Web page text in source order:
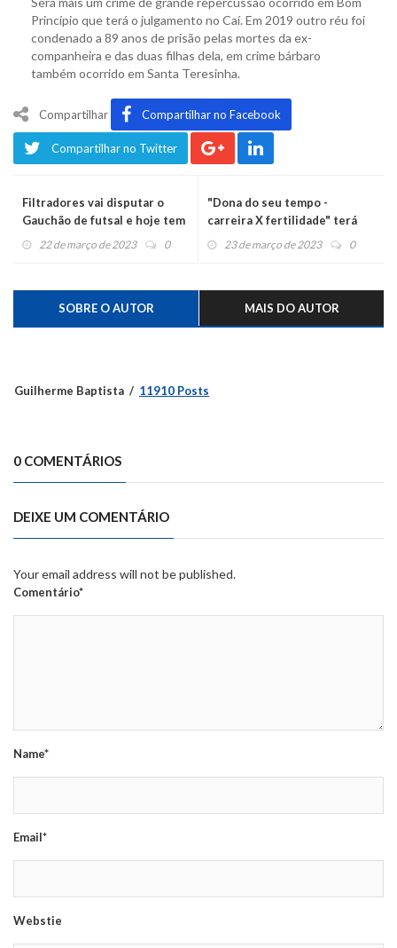
Princípio que terá o julgamento no Caí. Em 2019 outro réu foi
condenado a 89 anos de prisão pelas mortes da ex-
companheira e das duas filhas dela, em crime bárbaro
também ocorrido em Santa Teresinha.
Compartilhar Compartilhar no Facebook
Compartilhar no Twitter
Filtradores vai disputar o
Gauchão de futsal e hoje tem
semifinais no Santo Inácio
22 de março de 2023 0
"Dona do seu tempo -
carreira X fertilidade" terá
palestra no Sesc do Caí
23 de março de 2023 0
SOBRE O AUTOR MAIS DO AUTOR
Guilherme Baptista 11910 Posts
0 COMENTÁRIOS
DEIXE UM COMENTÁRIO
Your email address will not be published.
Comentário*
Name*
Email*
Webstie